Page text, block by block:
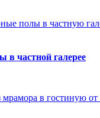
частной галерее